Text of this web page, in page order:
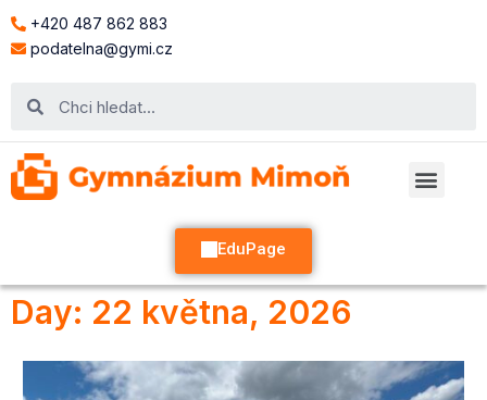
+420 487 862 883
podatelna@gymi.cz
EduPage
Day: 22 května, 2026